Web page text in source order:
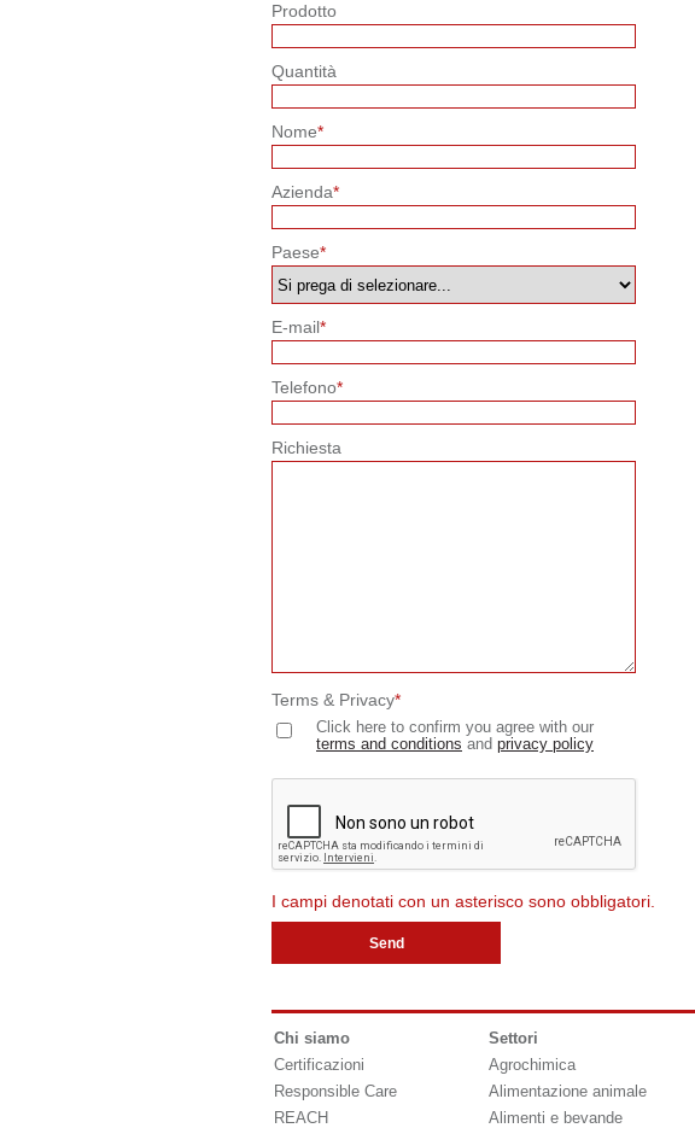
Prodotto
Quantità
Nome*
Azienda*
Paese*
E-mail*
Telefono*
Richiesta
Terms & Privacy*
Click here to confirm you agree with our
terms and conditions and privacy policy
I campi denotati con un asterisco sono obbligatori.
Chi siamo
Certificazioni
Responsible Care
REACH
Settori
Agrochimica
Alimentazione animale
Alimenti e bevande